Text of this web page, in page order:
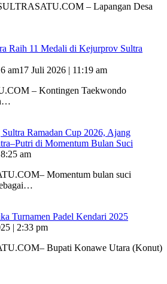
– Lapangan Desa
Raih 11 Medali di Kejurprov Sultra
am17 Juli 2026 | 11:19 am
– Kontingen Taekwondo
Ramadan Cup 2026, Ajang
di Momentum Bulan Suci
am
Momentum bulan suci
Turnamen Padel Kendari 2025
| 2:33 pm
Bupati Konawe Utara (Konut)